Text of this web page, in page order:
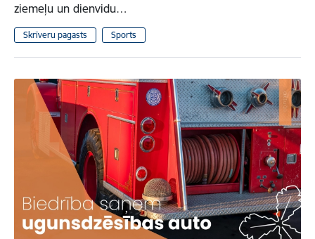
ziemeļu un dienvidu…
Skrīveru pagasts Sports